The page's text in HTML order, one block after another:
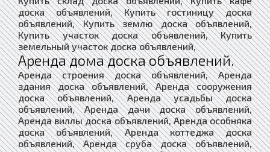
доска объявлений, Купить гостиницу доска
объявлений, Купить землю доска объявлений,
Купить участок доска объявлений, Купить
земельный участок доска объявлений,
Аренда дома доска объявлений.
Аренда строения доска объявлений, Аренда
здания доска объявлений, Аренда сооружения
доска объявлений, Аренда усадьбы доска
объявлений, Аренда дачи доска объявлений,
Аренда виллы доска объявлений, Аренда особняка
доска объявлений, Аренда коттеджа доска
объявлений, Аренда сруба доска объявлений,